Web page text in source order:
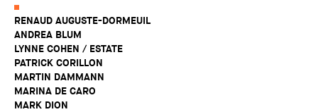
RENAUD AUGUSTE-DORMEUIL
ANDREA BLUM
LYNNE COHEN / ESTATE
PATRICK CORILLON
MARTIN DAMMANN
MARINA DE CARO
MARK DION